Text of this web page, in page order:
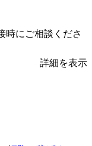
時にご相談くださ
詳細を表示